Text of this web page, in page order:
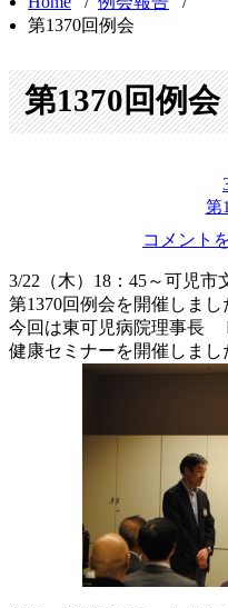
第1370回例会
第1370回例会
第
コメント
3/22（木）18：45～可児市
第1370回例会を開催しまし
今回は東可児病院理事長
健康セミナーを開催しまし